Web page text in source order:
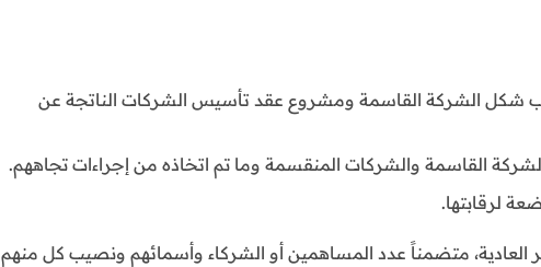
شكل الشركة القاسمة ومشروع عقد تأسيس الشركات الناتجة عن
القاسمة والشركات المنقسمة وما تم اتخاذه من إجراءات تجاههم.
لرقابتها.
العادية، متضمناً عدد المساهمين أو الشركاء وأسمائهم ونصيب كل منهم